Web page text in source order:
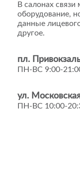
В салонах
оборудование,
данные
другое.
пл.
ПН-ВС 9:00-
ул.
ПН-ВС 10:00-